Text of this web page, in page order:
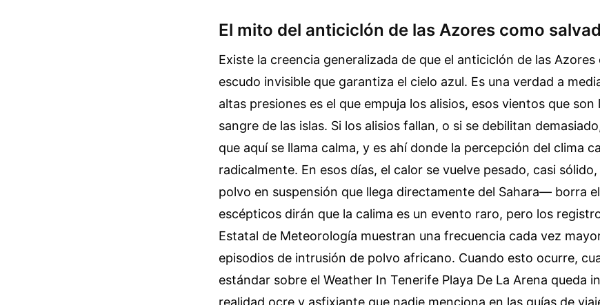
El mito del anticiclón de las Azores como
Existe la creencia generalizada de que el anticiclón de las Azores
escudo invisible que garantiza el cielo azul. Es una verdad a
altas presiones es el que empuja los alisios, esos vientos que son
sangre de las islas. Si los alisios fallan, o si se debilitan
que aquí se llama calma, y es ahí donde la percepción del clima
radicalmente. En esos días, el calor se vuelve pesado, casi
polvo en suspensión que llega directamente del Sahara— borra
escépticos dirán que la calima es un evento raro, pero los
Estatal de Meteorología muestran una frecuencia cada vez
episodios de intrusión de polvo africano. Cuando esto ocurre,
estándar sobre el Weather In Tenerife Playa De La Arena queda
realidad ocre y asfixiante que nadie menciona en las guías de